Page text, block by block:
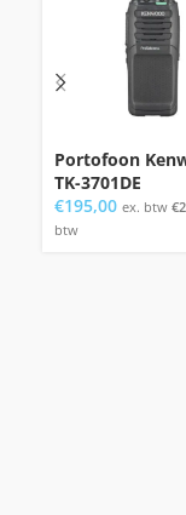
Portofoon
TK-3701DE
€195,00 ex. btw €
btw